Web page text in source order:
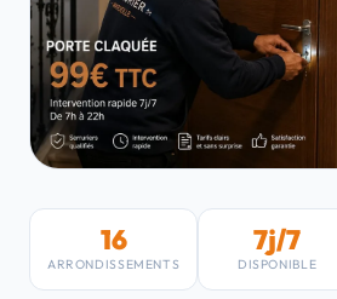
16
ARRONDISSEMENTS
7j/7
DISPONIBLE